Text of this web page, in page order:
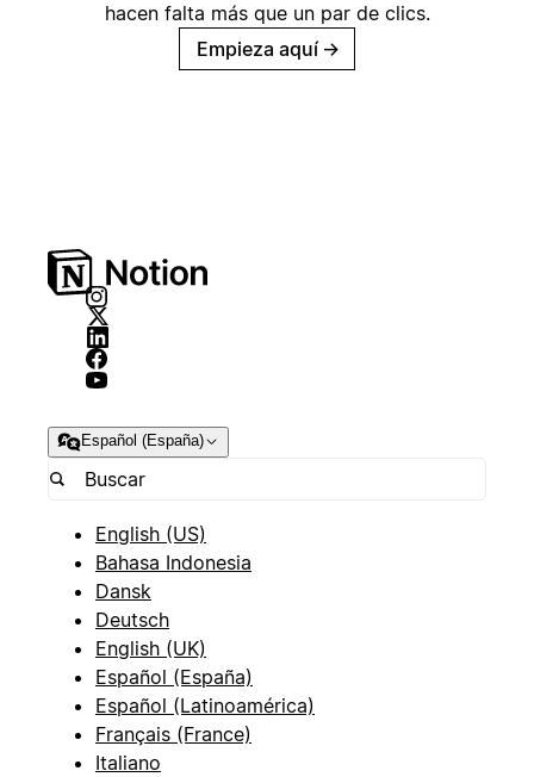
hacen falta más que un par de clics.
Empieza aquí →
Español (España)
English (US)
Bahasa Indonesia
Dansk
Deutsch
English (UK)
Español (España)
Español (Latinoamérica)
Français (France)
Italiano